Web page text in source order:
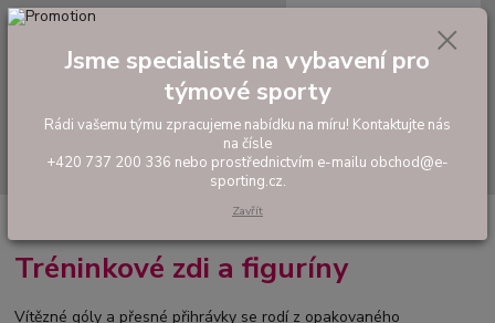
Hledat
tel: +420 737 200 336
0,00 Kč
Tréninkové zdi a figuríny
Tréninkové zdi a figuríny
Vítězné góly a přesné přihrávky se rodí z opakovaného
Jsme specialisté na vybavení pro
týmové sporty
Rádi vašemu týmu zpracujeme nabídku na míru! Kontaktujte nás
na čísle
+420 737 200 336 nebo prostřednictvím e-mailu obchod@e-
sporting.cz.
Zavřít